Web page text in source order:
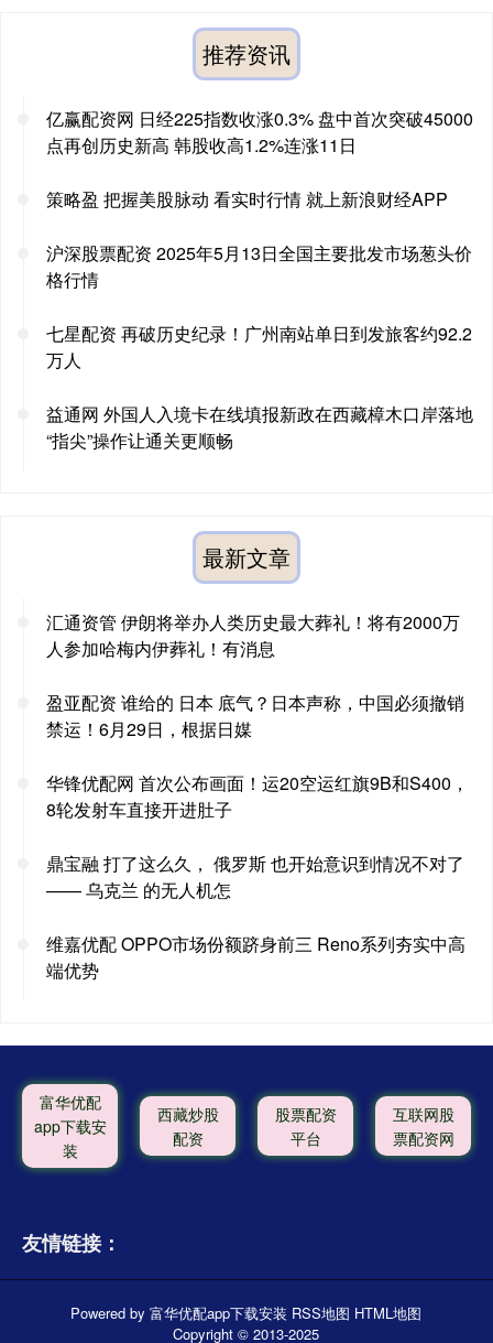
推荐资讯
亿赢配资网 日经225指数收涨0.3% 盘中首次突破45000
点再创历史新高 韩股收高1.2%连涨11日
策略盈 把握美股脉动 看实时行情 就上新浪财经APP
沪深股票配资 2025年5月13日全国主要批发市场葱头价
格行情
七星配资 再破历史纪录！广州南站单日到发旅客约92.2
万人
益通网 外国人入境卡在线填报新政在西藏樟木口岸落地
“指尖”操作让通关更顺畅
最新文章
汇通资管 伊朗将举办人类历史最大葬礼！将有2000万
人参加哈梅内伊葬礼！有消息
盈亚配资 谁给的 日本 底气？日本声称，中国必须撤销
禁运！6月29日，根据日媒
华锋优配网 首次公布画面！运20空运红旗9B和S400，
8轮发射车直接开进肚子
鼎宝融 打了这么久， 俄罗斯 也开始意识到情况不对了
—— 乌克兰 的无人机怎
维嘉优配 OPPO市场份额跻身前三 Reno系列夯实中高
端优势
富华优配
app下载安
装
西藏炒股
配资
股票配资
平台
互联网股
票配资网
友情链接：
Powered by富华优配app下载安装 RSS地图 HTML地图
Copyright© 2013-2025